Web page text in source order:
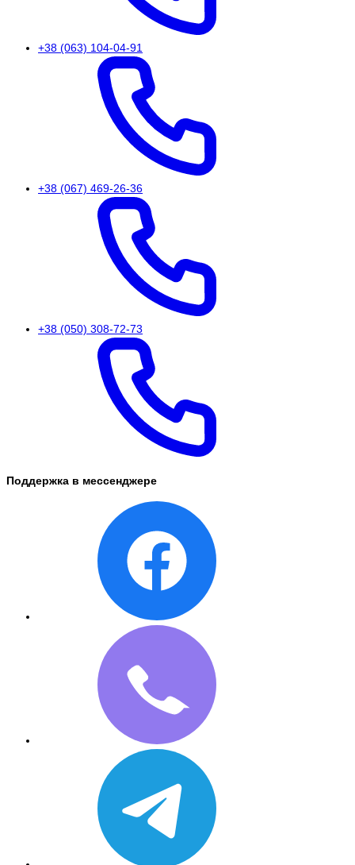
+38 (063) 104-04-91
+38 (067) 469-26-36
+38 (050) 308-72-73
Поддержка в мессенджере